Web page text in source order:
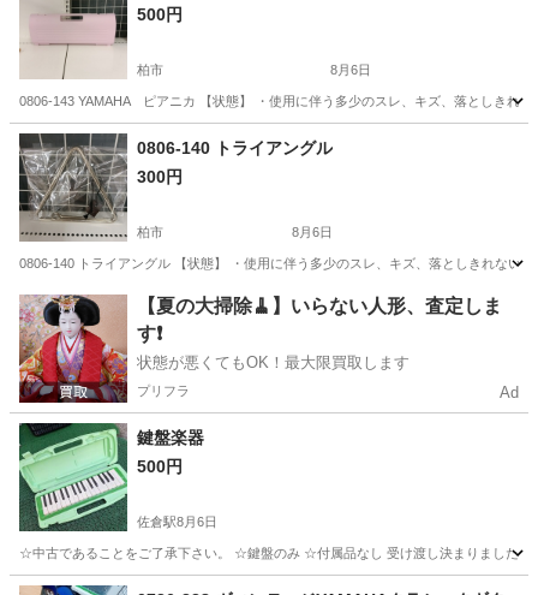
500円
柏市 8月6日
0806-143 YAMAHA ピアニカ 【状態】 ・使用に伴う多少のスレ、キズ、落としきれ
千葉 柏市 ピアニカ
0806-140 トライアングル
300円
柏市 8月6日
0806-140 トライアングル 【状態】 ・使用に伴う多少のスレ、キズ、落としきれな
千葉 柏市 その他 トライアングル
【夏の大掃除🧹】いらない人形、査定しま
す❗️
状態が悪くてもOK！最大限買取します
プリフラ Ad
鍵盤楽器
500円
佐倉駅8月6日
☆中古であることをご了承下さい。 ☆鍵盤のみ ☆付属品なし 受け渡し決まりましたら
千葉 佐倉市 管楽器、笛、ハーモニカ ピアニカ